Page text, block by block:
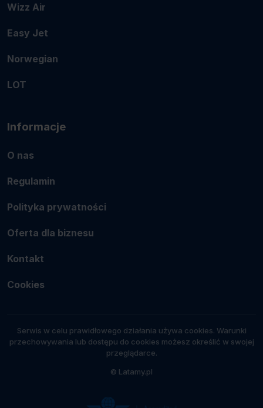
Wizz Air
Easy Jet
Norwegian
LOT
Informacje
O nas
Regulamin
Polityka prywatności
Oferta dla biznesu
Kontakt
Cookies
Serwis w celu prawidłowego działania używa cookies. Warunki
przechowywania lub dostępu do cookies możesz określić w swojej
przeglądarce.
© Latamy.pl